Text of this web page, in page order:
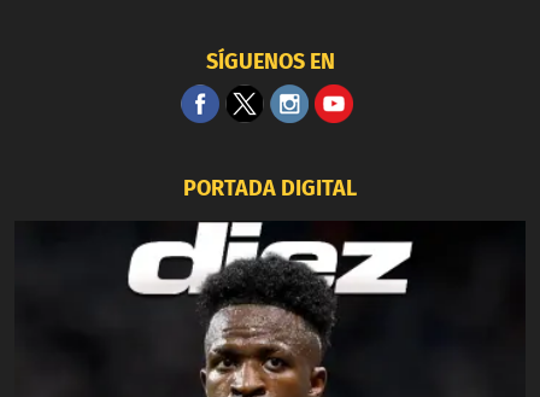
SÍGUENOS EN
PORTADA DIGITAL